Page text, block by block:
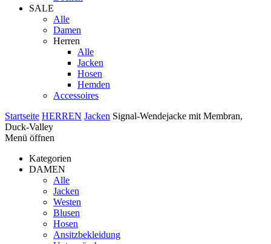
SALE
Alle
Damen
Herren
Alle
Jacken
Hosen
Hemden
Accessoires
Startseite HERREN Jacken Signal-Wendejacke mit Membran,
Duck-Valley
Menü öffnen
Kategorien
DAMEN
Alle
Jacken
Westen
Blusen
Hosen
Ansitzbekleidung